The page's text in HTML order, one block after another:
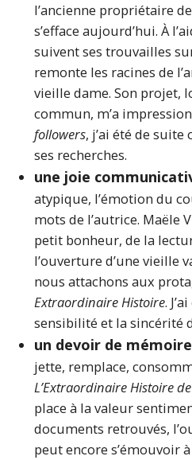
l’ancienne propriétaire
s’efface aujourd’hui. À
suivent ses trouvailles
remonte les racines de
vieille dame. Son projet,
commun, m’a
followers, j’ai été de
ses recherches.
une joie
atypique, l’émotion du
mots de l’autrice. Maële
petit bonheur, de la
l’ouverture d’une vieille
nous attachons aux
Extraordinaire Histoire.
sensibilité et la sincérité
un devoir de
jette, remplace,
L’Extraordinaire Histoire
place à la valeur
documents retrouvés,
peut encore s’émouvoir